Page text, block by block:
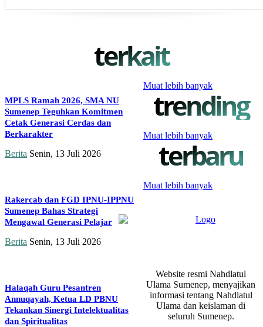
terkait
MPLS Ramah 2026, SMA NU
Sumenep Teguhkan Komitmen
Cetak Generasi Cerdas dan
Berkarakter
Berita Senin, 13 Juli 2026
Rakercab dan FGD IPNU-IPPNU
Sumenep Bahas Strategi
Mengawal Generasi Pelajar
Berita Senin, 13 Juli 2026
Halaqah Guru Pesantren
Annuqayah, Ketua LD PBNU
Tekankan Sinergi Intelektualitas
dan Spiritualitas
Muat lebih banyak
trending
Muat lebih banyak
terbaru
Muat lebih banyak
Website resmi Nahdlatul
Ulama Sumenep, menyajikan
informasi tentang Nahdlatul
Ulama dan keislaman di
seluruh Sumenep.